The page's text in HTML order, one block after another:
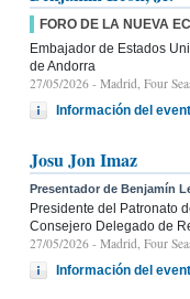
FORO DE LA NUEVA
Embajador de Estados
de Andorra
27/05/2026 - Madrid, Four
Información del
Josu Jon Imaz
Presentador de Benjamín
Presidente del Patronato
Consejero Delegado de
27/05/2026 - Madrid, Four
Información del